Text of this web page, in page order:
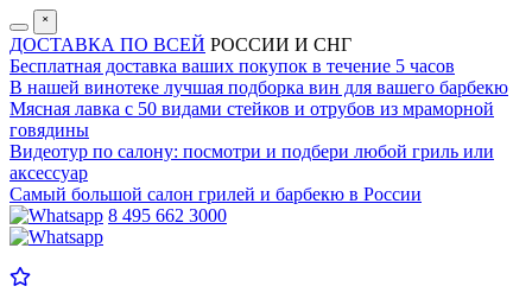
˟
ДОСТАВКА ПО ВСЕЙ РОССИИ И СНГ
Бесплатная доставка ваших покупок в течение 5 часов
В нашей винотеке лучшая подборка вин для вашего барбекю
Мясная лавка с 50 видами стейков и отрубов из мраморной
говядины
Видеотур по салону: посмотри и подбери любой гриль или
аксессуар
Самый большой салон грилей и барбекю в России
8 495 662 3000